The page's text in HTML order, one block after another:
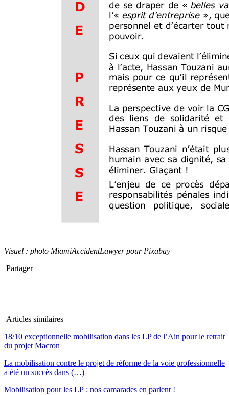
Visuel : photo MiamiAccidentLawyer pour Pixabay
Partager
Articles similaires
18/10 exceptionnelle mobilisation dans les LP de l’Ain pour le retrait
du projet Macron
La mobilisation contre le projet de réforme de la voie professionnelle
a été un succès dans (…)
Mobilisation pour les LP : nos camarades en parlent !